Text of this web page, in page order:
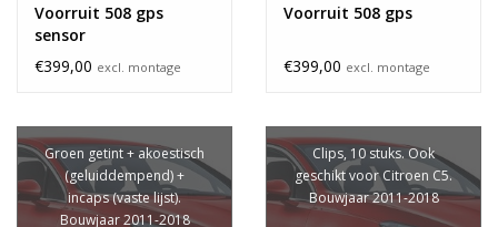
Voorruit 508 gps
sensor
€399,00 excl. montage
Voorruit 508 gps
€399,00 excl. montage
Groen getint + akoestisch
(geluiddempend) +
incaps (vaste lijst).
Bouwjaar 2011-2018
Clips, 10 stuks. Ook
geschikt voor Citroen C5.
Bouwjaar 2011-2018